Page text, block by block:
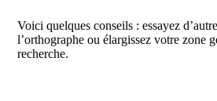
Voici quelques conseils : essayez
l’orthographe ou élargissez votre zone
recherche.